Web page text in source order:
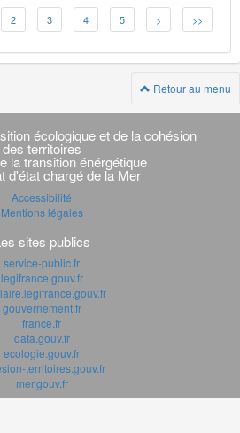
2 3 4 5 > >>
Retour au menu
écologique et de la cohésion
des territoires
la transition énérgétique
d'état chargé de la Mer
Accessibilité
Mentions légales
sites publics
service-public.fr
legifrance.gouv.fr
gouvernement.fr
france.fr
data.gouv.fr
ecologie.gouv.fr
territoires.gouv.fr
mer.gouv.fr